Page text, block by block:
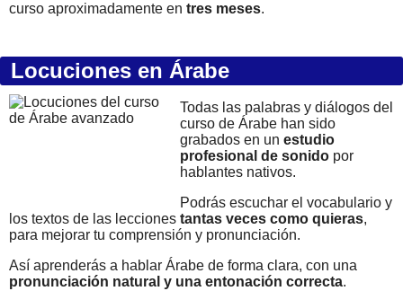
curso aproximadamente en tres meses.
Locuciones en Árabe
Todas las palabras y diálogos del
curso de Árabe han sido
grabados en un estudio
profesional de sonido por
hablantes nativos.
Podrás escuchar el vocabulario y
los textos de las lecciones tantas veces como quieras,
para mejorar tu comprensión y pronunciación.
Así aprenderás a hablar Árabe de forma clara, con una
pronunciación natural y una entonación correcta.